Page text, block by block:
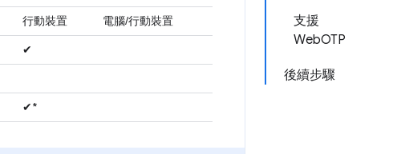
支援
WebOTP
後續步驟
行動裝置
電腦/行動裝置
✔
✔*